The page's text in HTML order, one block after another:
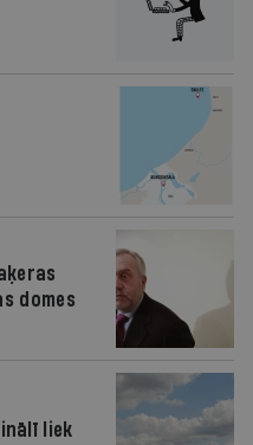
domes
liek